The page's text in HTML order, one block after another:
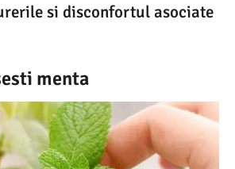
si disconfortul asociate
menta